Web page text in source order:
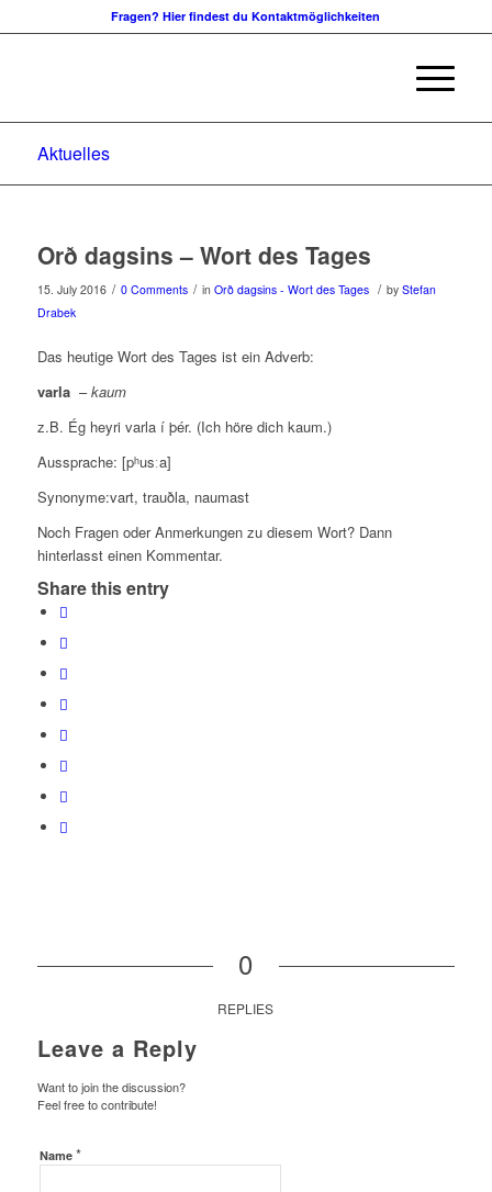
Fragen? Hier findest du Kontaktmöglichkeiten
Aktuelles
Orð dagsins – Wort des Tages
15. July 2016 / 0 Comments / in Orð dagsins - Wort des Tages / by Stefan
Drabek
Das heutige Wort des Tages ist ein Adverb:
varla –kaum
z.B. Ég heyri varla í þér. (Ich höre dich kaum.)
Aussprache: [pʰusːa]
Synonyme:vart, trauðla, naumast
Noch Fragen oder Anmerkungen zu diesem Wort? Dann
hinterlasst einen Kommentar.
Share this entry
0
REPLIES
Leave a Reply
Want to join the discussion?
Feel free to contribute!
Name *